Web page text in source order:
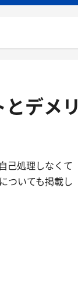
デメリ
己処理しなくて
ついても掲載し